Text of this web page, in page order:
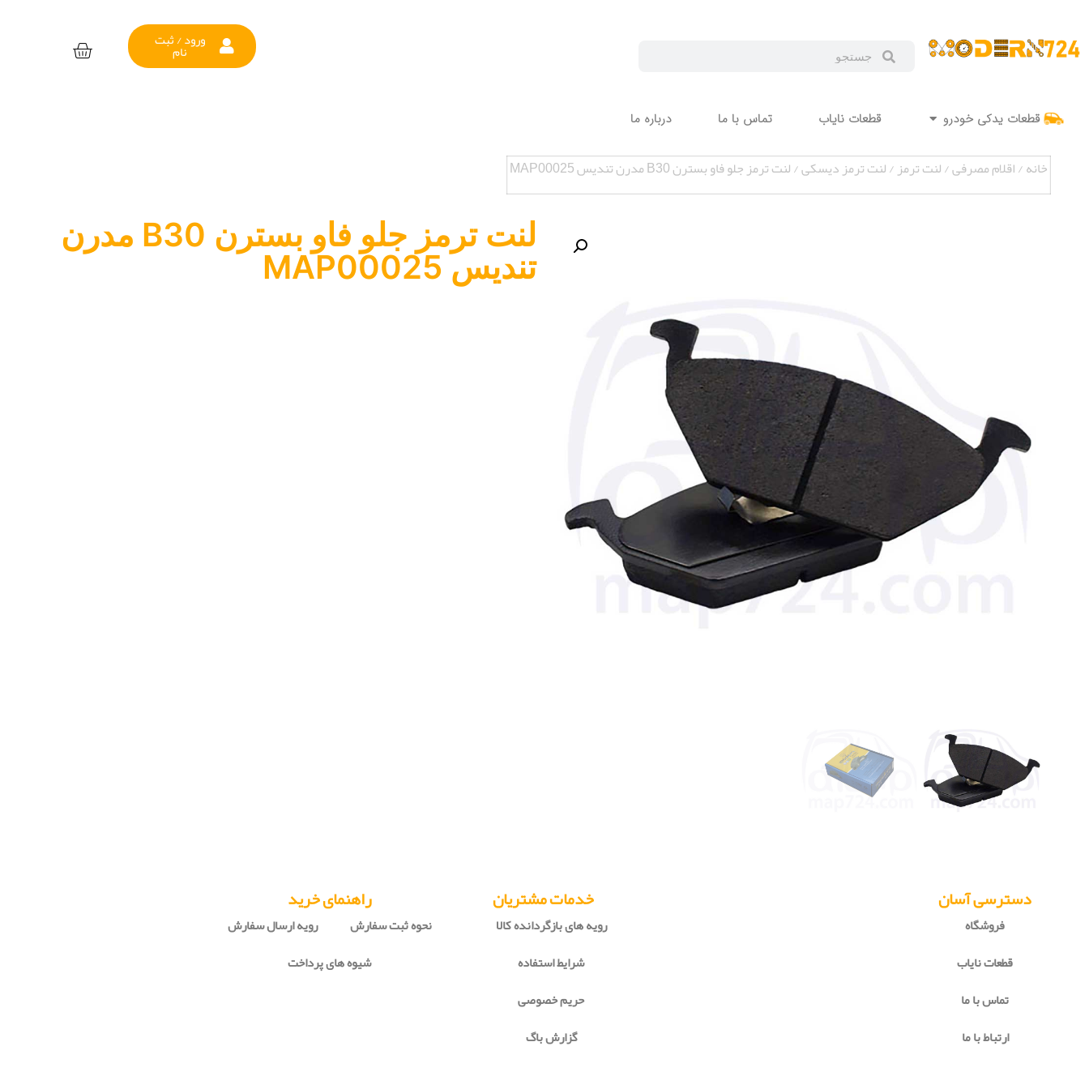
ورود / ثبت
نام
قطعات یدکی خودرو قطعات نایاب تماس با ما درباره ما
خانه/اقلام مصرفی/لنت ترمز/لنت ترمز دیسکی/ لنت ترمز جلو فاو بسترن B30 مدرن تندیس MAP00025
لنت ترمز جلو فاو بسترن B30 مدرن
تندیس MAP00025
دسترسی آسان
فروشگاه
قطعات نایاب
تماس با ما
ارتباط با ما
خدمات مشتریان
رویه های بازگردانده کالا
شرایط استفاده
حریم خصوصی
گزارش باگ
راهنمای خرید
نحوه ثبت سفارش
رویه ارسال سفارش
شیوه های پرداخت